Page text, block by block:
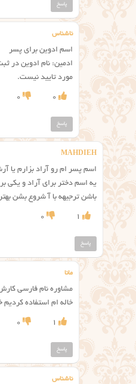
پاسخ
ناشناس
اسم ادوین برای پسر
ادمین: نام ادوین در
مورد تایید نیست.
0
0
پاسخ
MAHDIEH
اسم پسر ام رو آراد بزارم یا
یه اسم دختر برای آراد و یکی
باشن ترجیهه با آ شروع بشن
1
0
پاسخ
مانا
مشاوره نام فارسی
خاله ام استفاده کردیم
1
0
پاسخ
ناشناس